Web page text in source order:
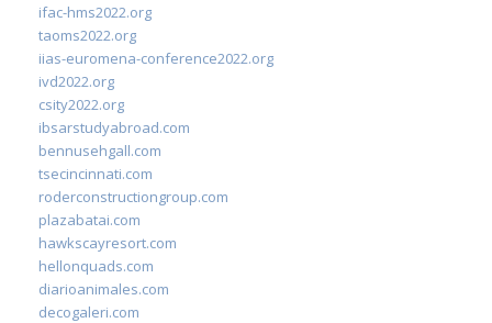
ifac-hms2022.org
taoms2022.org
iias-euromena-conference2022.org
ivd2022.org
csity2022.org
ibsarstudyabroad.com
bennusehgall.com
tsecincinnati.com
roderconstructiongroup.com
plazabatai.com
hawkscayresort.com
hellonquads.com
diarioanimales.com
decogaleri.com